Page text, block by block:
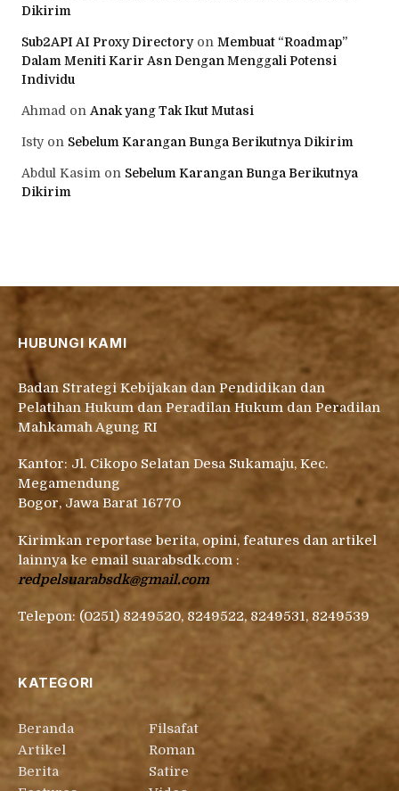
Dikirim
Sub2API AI Proxy Directoryon Membuat “Roadmap”
Dalam Meniti Karir Asn Dengan Menggali Potensi
Individu
Ahmad on Anak yang Tak Ikut Mutasi
Istyon Sebelum Karangan Bunga Berikutnya Dikirim
Abdul Kasim on Sebelum Karangan Bunga Berikutnya
Dikirim
HUBUNGI KAMI
Badan Strategi Kebijakan dan Pendidikan dan
Pelatihan Hukum dan Peradilan Hukum dan Peradilan
Mahkamah Agung RI
Kantor: Jl. Cikopo Selatan Desa Sukamaju, Kec.
Megamendung
Bogor, Jawa Barat 16770
Kirimkan reportase berita, opini, features dan artikel
lainnya ke email suarabsdk.com :
redpelsuarabsdk@gmail.com
Telepon: (0251) 8249520, 8249522, 8249531, 8249539
KATEGORI
Beranda
Artikel
Berita
Filsafat
Roman
Satire